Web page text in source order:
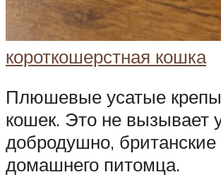
короткошерстная кошка
Плюшевые усатые
кошек. Это не вызывает
добродушно,
домашнего питомца.